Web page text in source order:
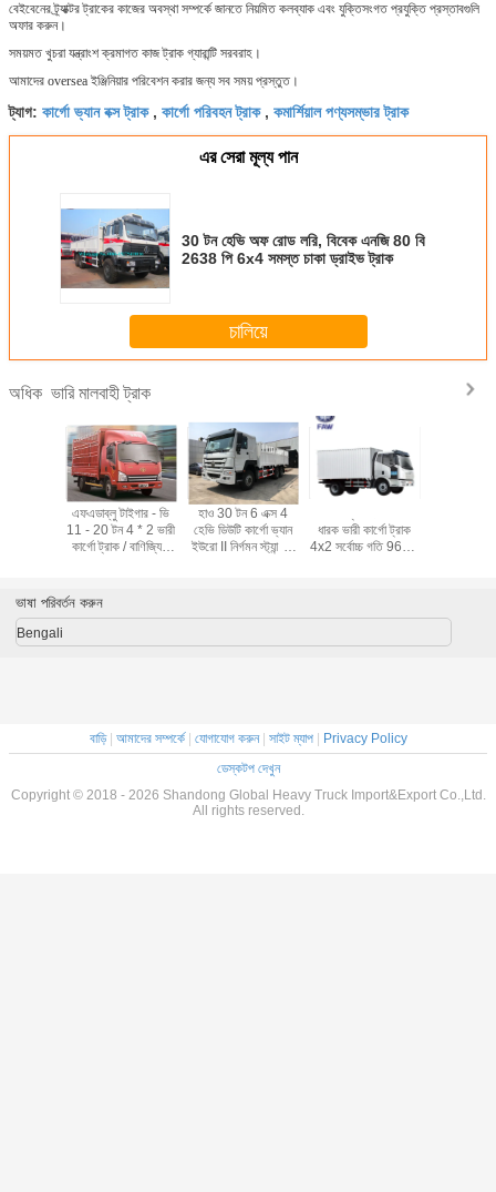
বেইবেনের ট্র্যাক্টর ট্রাকের কাজের অবস্থা সম্পর্কে জানতে নিয়মিত কলব্যাক এবং যুক্তিসংগত প্রযুক্তি প্রস্তাবগুলি
অফার করুন।
সময়মত খুচরা যন্ত্রাংশ ক্রমাগত কাজ ট্রাক গ্যারান্টি সরবরাহ।
আমাদের oversea ইঞ্জিনিয়ার পরিবেশন করার জন্য সব সময় প্রস্তুত।
ট্যাগ: কার্গো ভ্যান বক্স ট্রাক, কার্গো পরিবহন ট্রাক, কমার্শিয়াল পণ্যসম্ভার ট্রাক
এর সেরা মূল্য পান
30 টন হেভি অফ রোড লরি, বিবেক এনজি 80 বি
2638 পি 6x4 সমস্ত চাকা ড্রাইভ ট্রাক
চালিয়ে
অধিক ভারি মালবাহী ট্রাক
এফএডাব্লু টাইগার - ভি
11 - 20 টন 4 * 2 ভারী
কার্গো ট্রাক / বাণিজ্যিক
হাও 30 টন 6 এক্স 4
হেভি ডিউটি ​​কার্গো ভ্যান
ইউরো II নির্গমন স্ট্যান্ডার্ড
ধারক ভারী কার্গো ট্রাক
4x2 সর্বোচ্চ গতি 96km
ভাষা পরিবর্তন করুন
Bengali
বাড়ি| আমাদের সম্পর্কে| যোগাযোগ করুন| সাইট ম্যাপ|
Privacy Policy
ডেস্কটপ দেখুন
Copyright © 2018 - 2026 Shandong Global Heavy Truck Import&Export Co.,Ltd.
All rights reserved.